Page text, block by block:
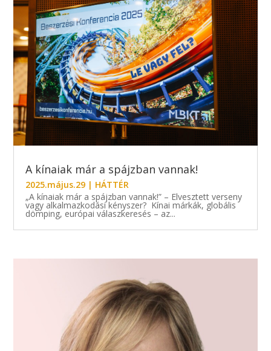
A kínaiak már a spájzban vannak!
2025.május.29 | HÁTTÉR
„A kínaiak már a spájzban vannak!” – Elvesztett verseny
vagy alkalmazkodási kényszer? Kínai márkák, globális
dömping, európai válaszkeresés – az...